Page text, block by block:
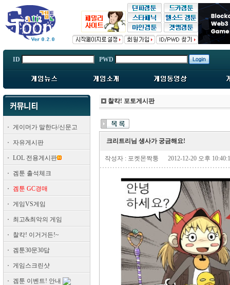
ID PWD
게이머가 말한다/신문고
자유게시판
LOL 전용게시판
겜툰 출석체크
겜툰 GC경매
게임VS게임
최고&최악의 게임
찰칵! 이거거든!~
겜툰30문30답
게임스크린샷
겜툰 이벤트! 안내
찰칵! 포토게시판
크리트리님 생사가 궁금해요!
작성자 : 포켓몬짝퉁 2012-12-20 오후